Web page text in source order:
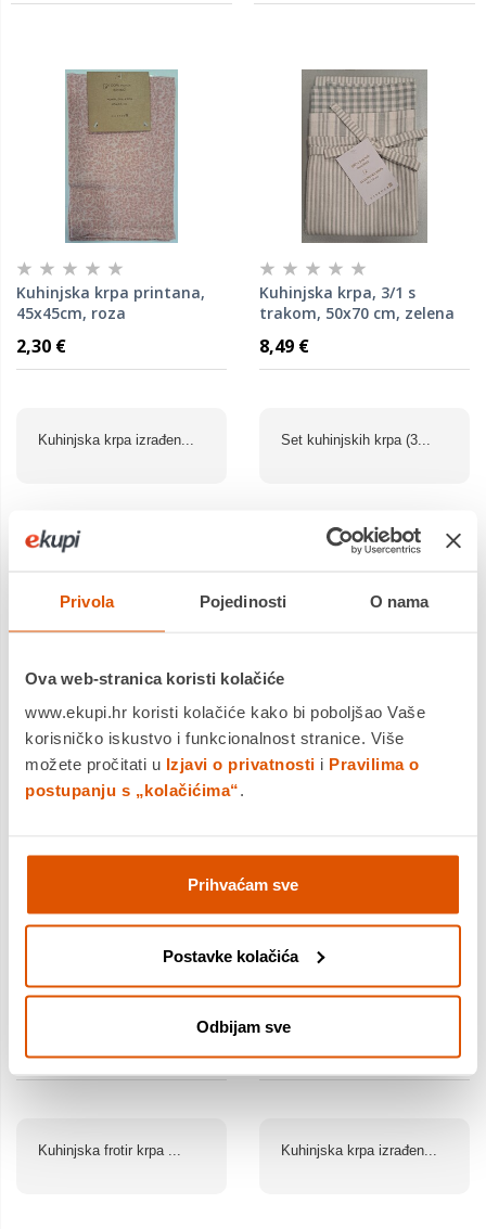
Privola Pojedinosti O nama
Ova web-stranica koristi kolačiće
www.ekupi.hr koristi kolačiće kako bi poboljšao Vaše
korisničko iskustvo i funkcionalnost stranice. Više
možete pročitati u Izjavi o privatnosti i Pravilima o
postupanju s „kolačićima“.
Prihvaćam sve
Postavke kolačića
Odbijam sve
Kuhinjska krpa printana,
45x45cm, roza
2,30 €
Kuhinjska krpa izrađen...
Povrat robe moguć unutar 14
dana
Kuhinjska krpa, 3/1 s
trakom, 50x70 cm, zelena
8,49 €
Set kuhinjskih krpa (3...
Povrat robe moguć unutar 14
Kuhinjska krpa frotir,
3,50 €
Kuhinjska frotir krpa ...
Krpa kuhinjska, 50x70cm,
sitne pruge, mint
2,90 €
Kuhinjska krpa izrađen...